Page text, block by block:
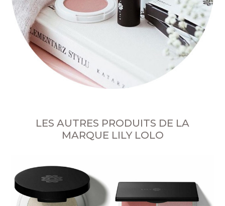
LES AUTRES PRODUITS DE LA
MARQUE LILY LOLO